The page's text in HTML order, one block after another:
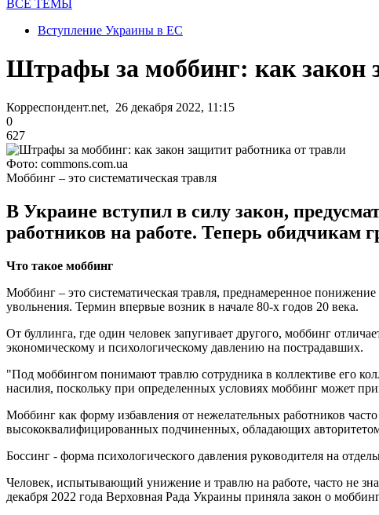
ВСЕ ТЕМЫ
Вступление Украины в ЕС
Штрафы за моббинг: как закон
Корреспондент.net, 26 декабря 2022, 11:15
0
627
Фото: commons.com.ua
Моббинг – это систематическая травля
В Украине вступил в силу закон,
работников на работе. Теперь
Что такое моббинг
Моббинг – это систематическая травля, преднамеренное
увольнения. Термин впервые возник в начале 80-х годов 20 века.
От буллинга, где один человек запугивает другого, моббинг
экономическому и психологическому давлению на пострадавших.
"Под моббингом понимают травлю сотрудника в коллективе его
насилия, поскольку при определенных условиях моббинг может
Моббинг как форму избавления от нежелательных работников
высококвалифицированных подчиненных, обладающих
Боссинг - форма психологического давления руководителя на
Человек, испытывающий унижение и травлю на работе, часто не
декабря 2022 года Верховная Рада Украины приняла закон о